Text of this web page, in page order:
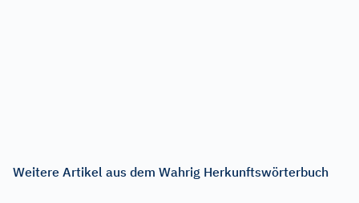
Weitere Artikel aus dem Wahrig Herkunftswörterbuch